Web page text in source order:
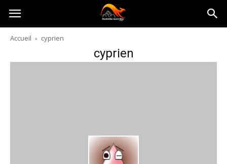
Australia-
australie.com
Accueil cyprien
cyprien